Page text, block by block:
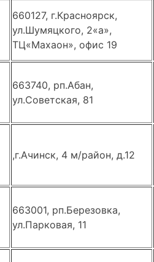
660127, г.Красноярск,
ул.Шумяцкого, 2«а»,
ТЦ«Махаон», офис 19
663740, рп.Абан,
ул.Советская, 81
,г.Ачинск, 4 м/район, д.12
663001, рп.Березовка,
ул.Парковая, 11